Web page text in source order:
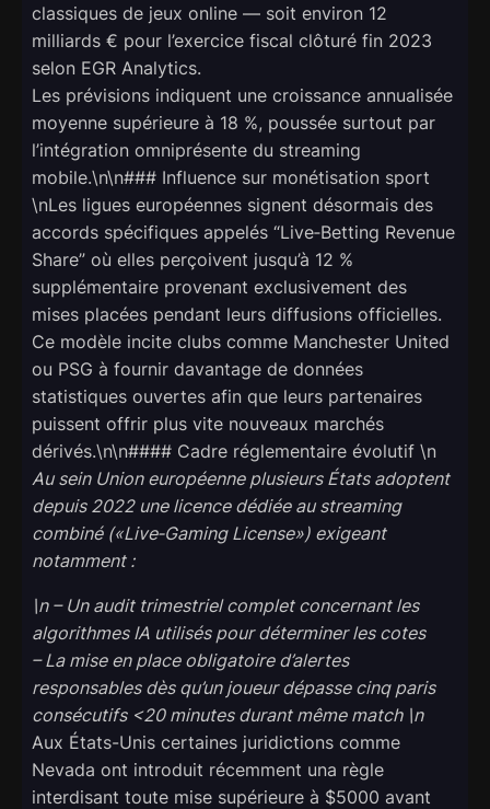
classiques de jeux online — soit environ 12
milliards € pour l’exercice fiscal clôturé fin 2023
selon EGR Analytics.
Les prévisions indiquent une croissance annualisée
moyenne supérieure à 18 %, poussée surtout par
l’intégration omniprésente du streaming
mobile.\n\n### Influence sur monétisation sport
\nLes ligues européennes signent désormais des
accords spécifiques appelés “Live‑Betting Revenue
Share” où elles perçoivent jusqu’à 12 %
supplémentaire provenant exclusivement des
mises placées pendant leurs diffusions officielles.
Ce modèle incite clubs comme Manchester United
ou PSG à fournir davantage de données
statistiques ouvertes afin que leurs partenaires
puissent offrir plus vite nouveaux marchés
dérivés.\n\n#### Cadre réglementaire évolutif \n
Au sein Union européenne plusieurs États adoptent
depuis 2022 une licence dédiée au streaming
combiné («Live‐Gaming License») exigeant
notamment :
\n – Un audit trimestriel complet concernant les
algorithmes IA utilisés pour déterminer les cotes
– La mise en place obligatoire d’alertes
responsables dès qu’un joueur dépasse cinq paris
consécutifs <20 minutes durant même match \n
Aux États-Unis certaines juridictions comme
Nevada ont introduit récemment una règle
interdisant toute mise supérieure à $5000 avant